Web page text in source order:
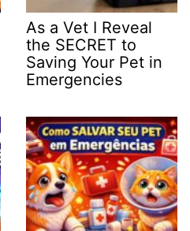
As a Vet I Reveal
the SECRET to
Saving Your Pet in
Emergencies